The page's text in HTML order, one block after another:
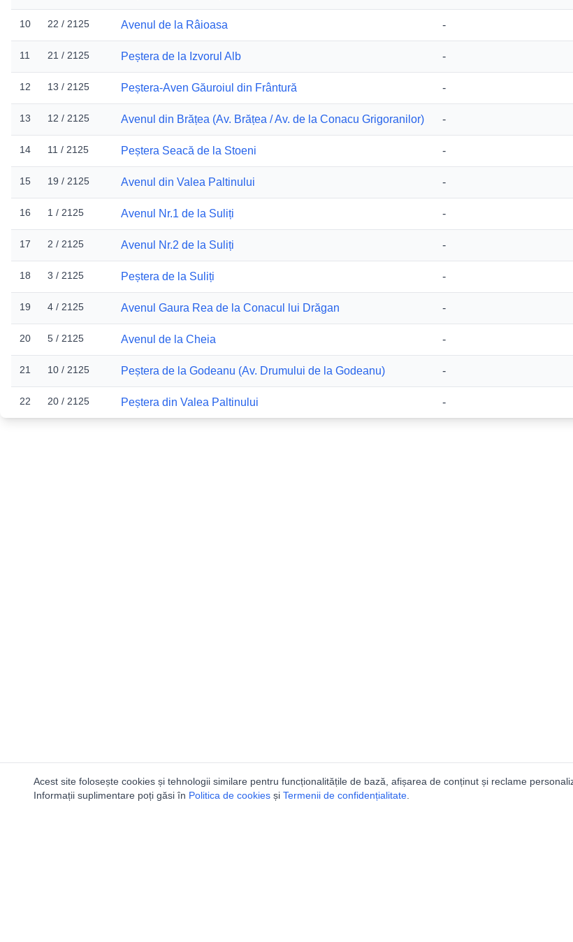
10 22 / 2125 Avenul de la Râioasa -
11 21 / 2125 Peștera de la Izvorul Alb -
12 13 / 2125 Peștera-Aven Găuroiul din Frântură -
13 12 / 2125 Avenul din Brățea (Av. Brățea / Av. de la Conacu Grigoranilor) -
14 11 / 2125 Peștera Seacă de la Stoeni -
15 19 / 2125 Avenul din Valea Paltinului -
16 1 / 2125 Avenul Nr.1 de la Suliți -
17 2 / 2125 Avenul Nr.2 de la Suliți -
18 3 / 2125 Peștera de la Suliți -
19 4 / 2125 Avenul Gaura Rea de la Conacul lui Drăgan -
20 5 / 2125 Avenul de la Cheia -
21 10 / 2125 Peștera de la Godeanu (Av. Drumului de la Godeanu) -
22 20 / 2125 Peștera din Valea Paltinului -
Acest site folosește cookies și tehnologii similare pentru funcționalitățile de bază, afișarea de conținut și reclame
Informații suplimentare poți găsi în Politica de cookies și Termenii de confidențialitate